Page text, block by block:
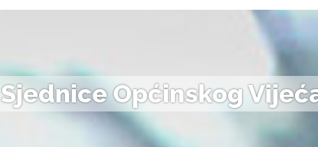
Sjednice Općinskog